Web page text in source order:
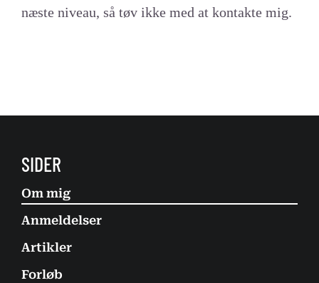
næste niveau, så tøv ikke med at kontakte mig.
SIDER
Om mig
Anmeldelser
Artikler
Forløb